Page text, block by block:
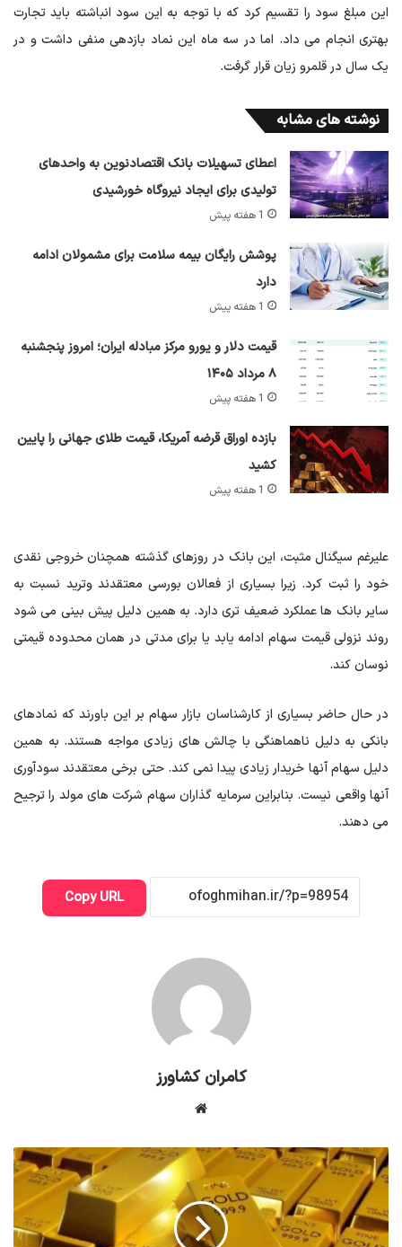
این مبلغ سود را تقسیم کرد که با توجه به این سود انباشته باید تجارت
بهتری انجام می داد. اما در سه ماه این نماد بازدهی منفی داشت و در
یک سال در قلمرو زیان قرار گرفت.
نوشته های مشابه
اعطای تسهیلات بانک اقتصادنوین به واحدهای
تولیدی برای ایجاد نیروگاه خورشیدی
1 هفته پیش
پوشش رایگان بیمه سلامت برای مشمولان ادامه
دارد
1 هفته پیش
قیمت دلار و یورو مرکز مبادله ایران؛ امروز پنجشنبه
۸ مرداد ۱۴۰۵
1 هفته پیش
بازده اوراق قرضه آمریکا، قیمت طلای جهانی را پایین
کشید
1 هفته پیش
علیرغم سیگنال مثبت، این بانک در روزهای گذشته همچنان خروجی نقدی
خود را ثبت کرد. زیرا بسیاری از فعالان بورسی معتقدند وترید نسبت به
سایر بانک ها عملکرد ضعیف تری دارد. به همین دلیل پیش بینی می شود
روند نزولی قیمت سهام ادامه یابد یا برای مدتی در همان محدوده قیمتی
نوسان کند.
در حال حاضر بسیاری از کارشناسان بازار سهام بر این باورند که نمادهای
بانکی به دلیل ناهماهنگی با چالش های زیادی مواجه هستند. به همین
دلیل سهام آنها خریدار زیادی پیدا نمی کند. حتی برخی معتقدند سودآوری
آنها واقعی نیست. بنابراین سرمایه گذاران سهام شرکت های مولد را ترجیح
می دهند.
Copy URL
کامران کشاورز